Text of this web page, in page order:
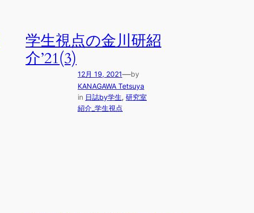
学生視点の金川研紹
介’21(3)
12月 19, 2021—by
KANAGAWA Tetsuya
in 日誌by学生, 研究室
紹介_学生視点